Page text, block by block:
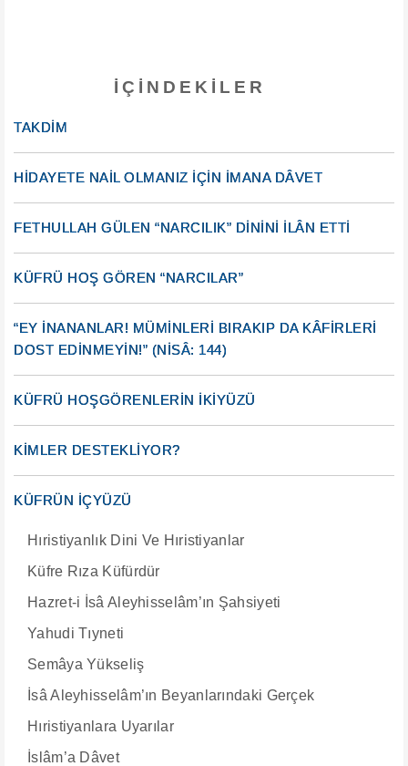
İÇINDEKILER
TAKDİM
HİDAYETE NAİL OLMANIZ İÇİN İMANA DÂVET
FETHULLAH GÜLEN “NARCILIK” DİNİNİ İLÂN ETTİ
KÜFRÜ HOŞ GÖREN “NARCILAR”
“EY İNANANLAR! MÜMİNLERİ BIRAKIP DA KÂFİRLERİ
DOST EDİNMEYİN!” (NİSÂ: 144)
KÜFRÜ HOŞGÖRENLERİN İKİYÜZÜ
KİMLER DESTEKLİYOR?
KÜFRÜN İÇYÜZÜ
Hıristiyanlık Dini Ve Hıristiyanlar
Küfre Rıza Küfürdür
Hazret-i İsâ Aleyhisselâm’ın Şahsiyeti
Yahudi Tıyneti
Semâya Yükseliş
İsâ Aleyhisselâm’ın Beyanlarındaki Gerçek
Hıristiyanlara Uyarılar
İslâm’a Dâvet